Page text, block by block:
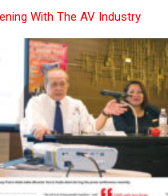
With The AV Industry